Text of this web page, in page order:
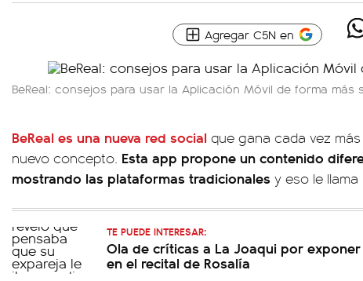
Agregar C5N en
BeReal: consejos para usar la Aplicación Móvil de forma más
BeReal es una nueva red social que gana cada vez
nuevo concepto. Esta app propone un contenido
mostrando las plataformas tradicionales y eso le
TE PUEDE INTERESAR:
Ola de críticas a La Joaqui por
en el recital de Rosalía